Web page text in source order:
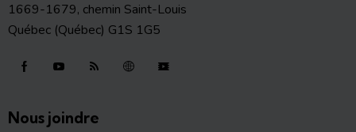
1669-1679, chemin Saint-Louis
Québec (Québec) G1S 1G5
Nous joindre